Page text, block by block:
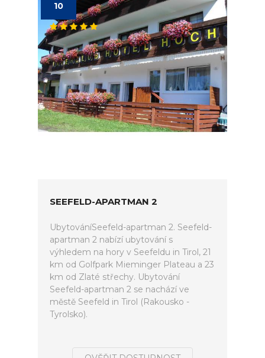
10
SEEFELD-APARTMAN 2
UbytováníSeefeld-apartman 2. Seefeld-
apartman 2 nabízí ubytování s
výhledem na hory v Seefeldu in Tirol, 21
km od Golfpark Mieminger Plateau a 23
km od Zlaté střechy. Ubytování
Seefeld-apartman 2 se nachází ve
městě Seefeld in Tirol (Rakousko -
Tyrolsko).